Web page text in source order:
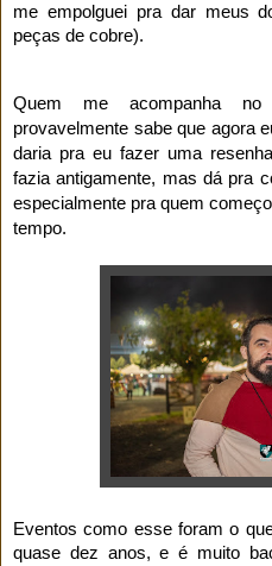
me empolguei pra dar meus
peças de cobre).
Quem me acompanha
provavelmente sabe que agora
daria pra eu fazer uma
fazia antigamente, mas dá pra
especialmente pra quem
tempo.
Eventos como esse foram o
quase dez anos, e é muito